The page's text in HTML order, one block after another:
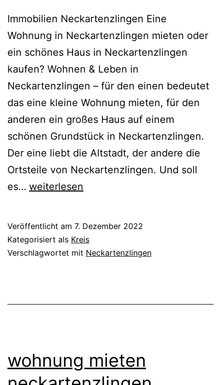
Immobilien Neckartenzlingen Eine
Wohnung in Neckartenzlingen mieten oder
ein schönes Haus in Neckartenzlingen
kaufen? Wohnen & Leben in
Neckartenzlingen – für den einen bedeutet
das eine kleine Wohnung mieten, für den
anderen ein großes Haus auf einem
schönen Grundstück in Neckartenzlingen.
Der eine liebt die Altstadt, der andere die
Ortsteile von Neckartenzlingen. Und soll
es… immobilien
weiterlesen
Veröffentlicht am 7. Dezember 2022
Kategorisiert als Kreis
Verschlagwortet mit Neckartenzlingen
wohnung mieten